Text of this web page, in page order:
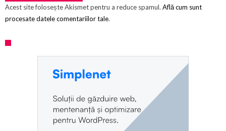
Acest site folosește Akismet pentru a reduce spamul. Află cum sunt
procesate datele comentariilor tale.